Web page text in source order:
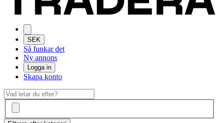
SEK
Så funkar det
Ny annons
Logga in
Skapa konto